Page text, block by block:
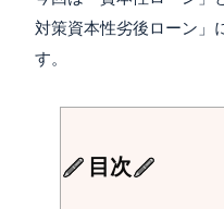
対策資本性劣後ローン」
す。
目次